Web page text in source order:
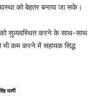
को बेहतर बनाया जा सके।
को सुव्यवस्थित करने के साथ-साथ
भी कम करने में सहायक सिद्ध
धामी